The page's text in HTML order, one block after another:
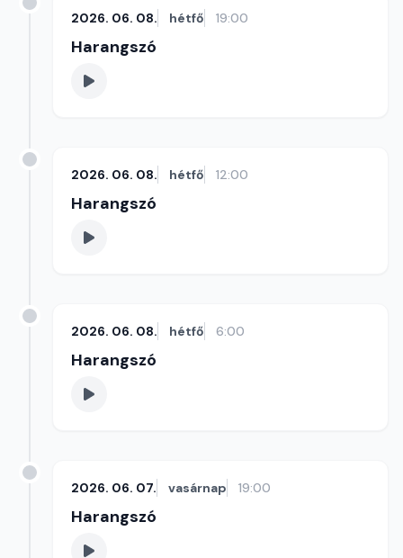
2026. 06. 08. hétfő 19:00
Harangszó
2026. 06. 08. hétfő 12:00
Harangszó
2026. 06. 08. hétfő 6:00
Harangszó
2026. 06. 07. vasárnap 19:00
Harangszó